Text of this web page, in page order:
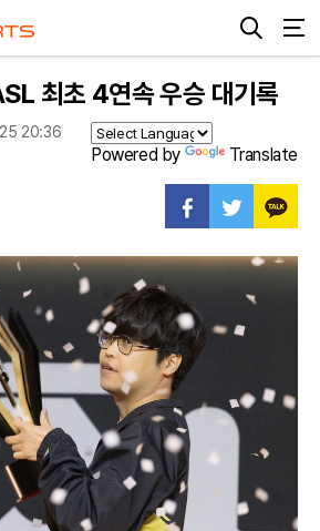
최초 4연속 우승 대기록
20:36
Powered by Translate